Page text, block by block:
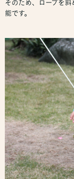
そのため、ロープを斜
能です。